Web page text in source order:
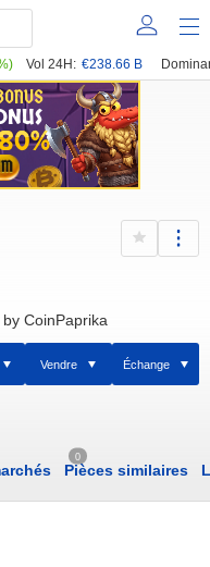
Vol 24H: €238.66 B
CoinPaprika
Vendre Échange
0
Pièces similaires